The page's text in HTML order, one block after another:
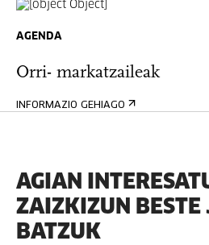
AGENDA
Orri- markatzaileak
INFORMAZIO GEHIAGO
AGIAN
ZAIZKIZUN BESTE
BATZUK